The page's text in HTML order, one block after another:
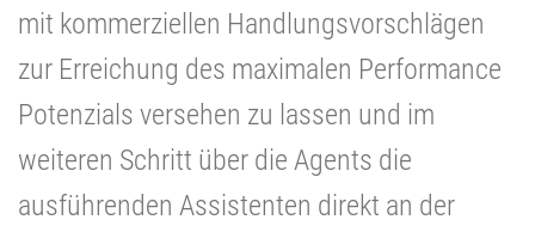
mit kommerziellen Handlungsvorschlägen
zur Erreichung des maximalen Performance
Potenzials versehen zu lassen und im
weiteren Schritt über die Agents die
ausführenden Assistenten direkt an der